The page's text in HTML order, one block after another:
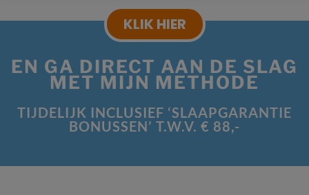
KLIK HIER
EN GA DIRECT AAN DE SLAG
MET MIJN METHODE
TIJDELIJK INCLUSIEF ‘SLAAPGARANTIE
BONUSSEN’ T.W.V. € 88,-